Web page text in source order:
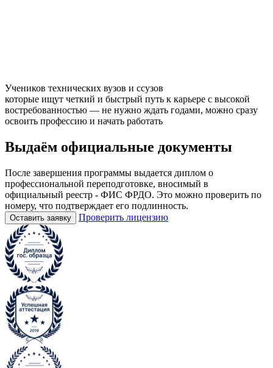
Учеников технических вузов и ссузов
которые ищут четкий и быстрый путь к карьере с высокой
востребованностью — не нужно ждать годами, можно сразу
освоить профессию и начать работать
Выдаём официальные документы
После завершения программы выдается диплом о
профессиональной переподготовке, вносимый в
официальный реестр - ФИС ФРДО. Это можно проверить по
номеру, что подтверждает его подлинность.
Оставить заявку Проверить лицензию